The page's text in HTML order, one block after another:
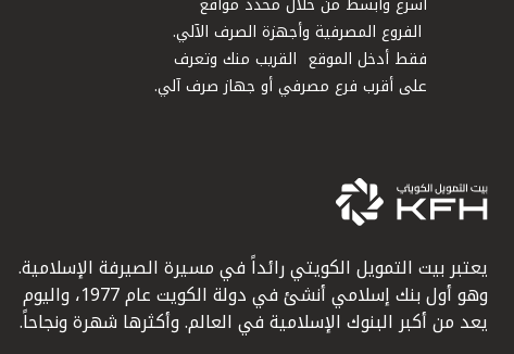
الفروع المصرفية وأجهزة الصرف الآلي.
فقط أدخل الموقع القريب منك وتعرف
على أقرب فرع مصرفي أو جهاز صرف آلي.
يعتبر بيت التمويل الكويتي رائداً في مسيرة الصيرفة الإسلامية.
وهو أول بنك إسلامي أنشئ في دولة الكويت عام 1977، واليوم
يعد من أكبر البنوك الإسلامية في العالم. وأكثرها شهرة ونجاحاً.